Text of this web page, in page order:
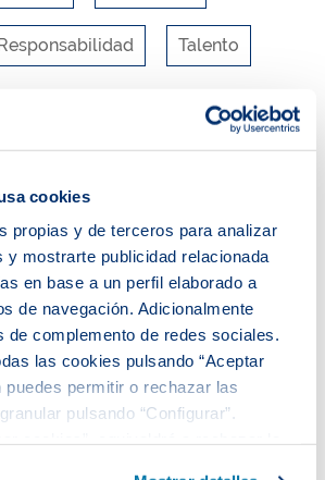
cookies
propias y de terceros para analizar
y mostrarte publicidad relacionada
en base a un perfil elaborado a
de navegación. Adicionalmente
de complemento de redes sociales.
las cookies pulsando “Aceptar
puedes permitir o rechazar las
pulsando “Configurar”.
Talento
RSS